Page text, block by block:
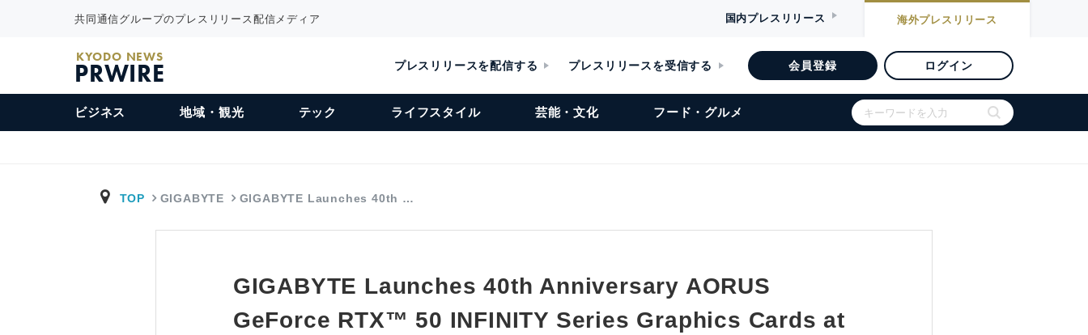
共同通信グループのプレスリリース配信メディア 国内プレスリリース 海外プレスリリース
KYODO NEWS
PRWIRE プレスリリースを配信する プレスリリースを受信する 会員登録 ログイン
ビジネス 地域・観光 テック ライフスタイル 芸能・文化 フード・グルメ
TOP GIGABYTE GIGABYTE Launches 40th …
GIGABYTE Launches 40th Anniversary AORUS
GeForce RTX™ 50 INFINITY Series Graphics Cards at